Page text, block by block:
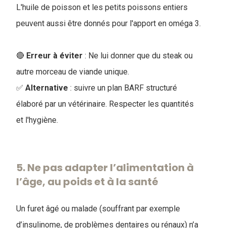
L'huile de poisson et les petits poissons entiers
peuvent aussi être donnés pour l'apport en oméga 3.
🔴 Erreur à éviter : Ne lui donner que du steak ou
autre morceau de viande unique.
✅ Alternative : suivre un plan BARF structuré
élaboré par un vétérinaire. Respecter les quantités
et l'hygiène.
5. Ne pas adapter l’alimentation à
l’âge, au poids et à la santé
Un furet âgé ou malade (souffrant par exemple
d’insulinome, de problèmes dentaires ou rénaux) n’a